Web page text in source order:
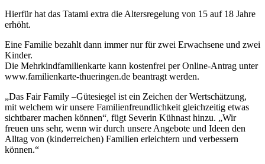
Hierfür hat das Tatami extra die Altersregelung von 15 auf 18 Jahre
erhöht.
Eine Familie bezahlt dann immer nur für zwei Erwachsene und zwei
Kinder.
Die Mehrkindfamilienkarte kann kostenfrei per Online-Antrag unter
www.familienkarte-thueringen.de beantragt werden.
„Das Fair Family –Gütesiegel ist ein Zeichen der Wertschätzung,
mit welchem wir unsere Familienfreundlichkeit gleichzeitig etwas
sichtbarer machen können“, fügt Severin Kühnast hinzu. „Wir
freuen uns sehr, wenn wir durch unsere Angebote und Ideen den
Alltag von (kinderreichen) Familien erleichtern und verbessern
können.“